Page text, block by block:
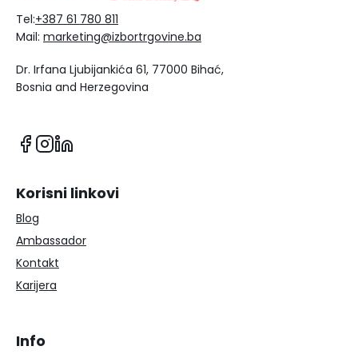
Tel:+387 61 780 811
Mail: marketing@izbortrgovine.ba
Dr. Irfana Ljubijankića 61, 77000 Bihać,
Bosnia and Herzegovina
Korisni linkovi
Blog
Ambassador
Kontakt
Karijera
Info